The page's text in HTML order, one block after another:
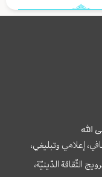
الله
إعلامي وتبليغي،
الثّقافة الدّينيّة،